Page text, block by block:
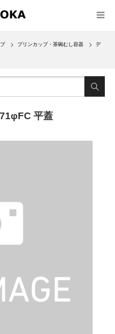
プリンカップ・茶碗むし容器 デ
平蓋